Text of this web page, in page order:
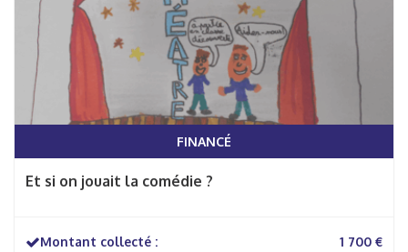
FINANCÉ
Et si on jouait la comédie ?
Montant collecté : 1 700 €